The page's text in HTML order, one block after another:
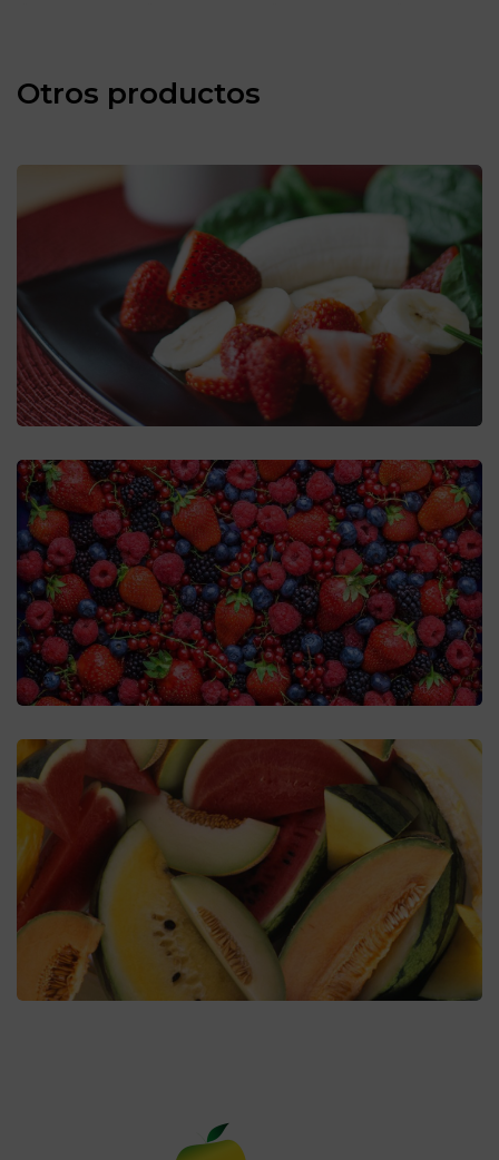
Otros productos
Frutas dulces
Dulces
Frutas rojas
Rojos
Frutas Cucurbitáceas
Curcubitáceas